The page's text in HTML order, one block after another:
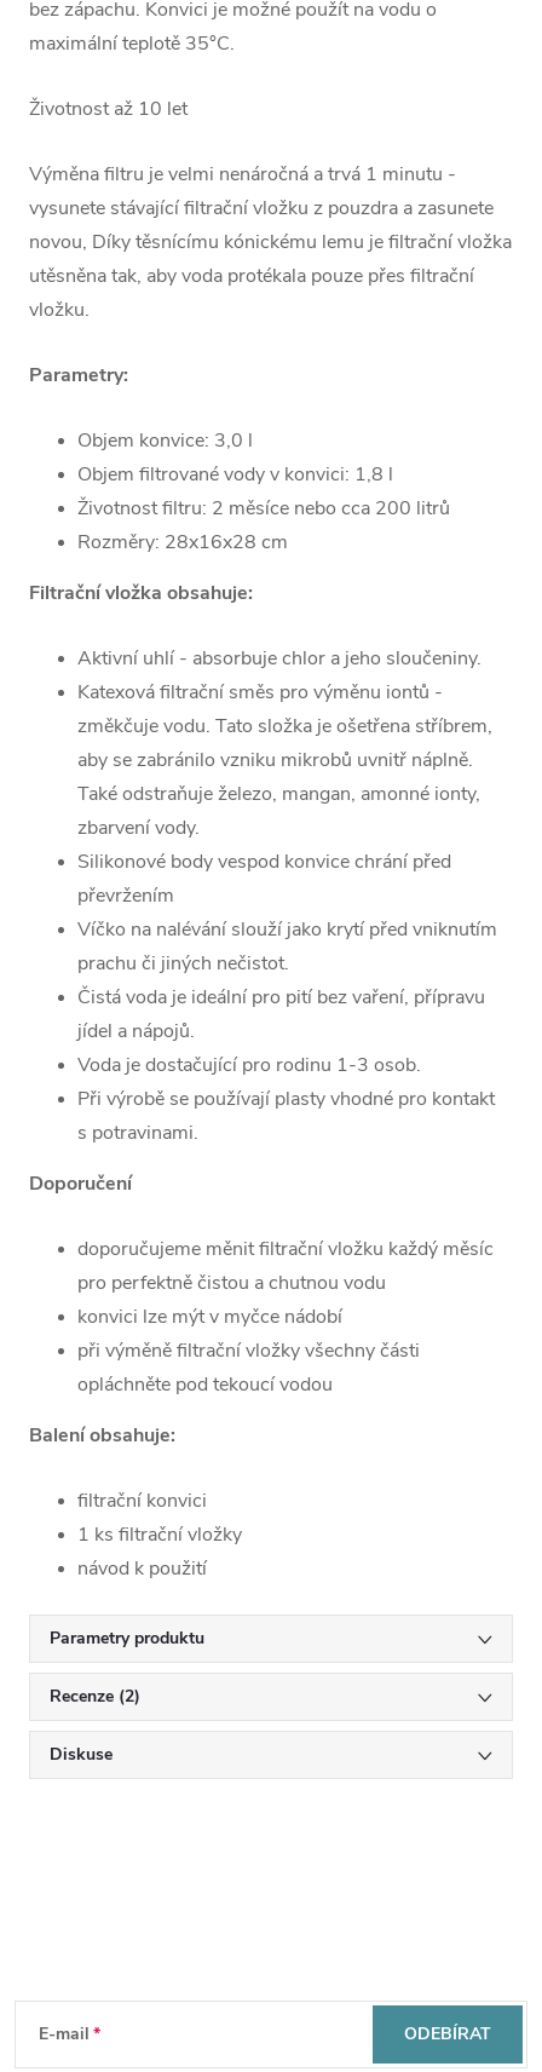
bez zápachu. Konvici je možné použít na vodu o
maximální teplotě 35°C.
Životnost až 10 let
Výměna filtru je velmi nenáročná a trvá 1 minutu -
vysunete stávající filtrační vložku z pouzdra a zasunete
novou, Díky těsnícímu kónickému lemu je filtrační vložka
utěsněna tak, aby voda protékala pouze přes filtrační
vložku.
Parametry:
Objem konvice: 3,0 l
Objem filtrované vody v konvici: 1,8 l
Životnost filtru: 2 měsíce nebo cca 200 litrů
Rozměry: 28x16x28 cm
Filtrační vložka obsahuje:
Aktivní uhlí - absorbuje chlor a jeho sloučeniny.
Katexová filtrační směs pro výměnu iontů -
změkčuje vodu. Tato složka je ošetřena stříbrem,
aby se zabránilo vzniku mikrobů uvnitř náplně.
Také odstraňuje železo, mangan, amonné ionty,
zbarvení vody.
Silikonové body vespod konvice chrání před
převržením
Víčko na nalévání slouží jako krytí před vniknutím
prachu či jiných nečistot.
Čistá voda je ideální pro pití bez vaření, přípravu
jídel a nápojů.
Voda je dostačující pro rodinu 1-3 osob.
Při výrobě se používají plasty vhodné pro kontakt
s potravinami.
Doporučení
doporučujeme měnit filtrační vložku každý měsíc
pro perfektně čistou a chutnou vodu
konvici lze mýt v myčce nádobí
při výměně filtrační vložky všechny části
opláchněte pod tekoucí vodou
Balení obsahuje:
filtrační konvici
1 ks filtrační vložky
návod k použití
Parametry produktu
Recenze (2)
Diskuse
Z
E-mail ODEBÍRAT